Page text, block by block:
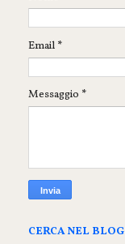
Email *
Messaggio *
CERCA NEL BLOG